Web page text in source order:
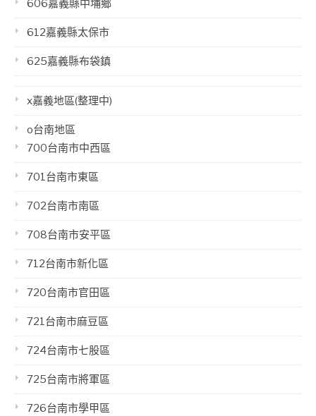
606嘉義縣中埔鄉
612嘉義縣太保市
625嘉義縣布袋鎮
x嘉義地區(整理中)
o台南地區
700台南市中西區
701台南市東區
702台南市南區
708台南市安平區
712台南市新化區
720台南市官田區
721台南市麻豆區
724台南市七股區
725台南市將軍區
726台南市學甲區